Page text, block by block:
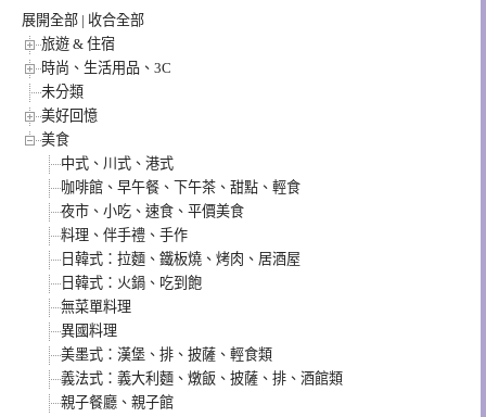
展開全部 | 收合全部
旅遊 & 住宿
時尚、生活用品、3C
未分類
美好回憶
美食
中式、川式、港式
咖啡館、早午餐、下午茶、甜點、輕食
夜市、小吃、速食、平價美食
料理、伴手禮、手作
日韓式：拉麵、鐵板燒、烤肉、居酒屋
日韓式：火鍋、吃到飽
無菜單料理
異國料理
美墨式：漢堡、排、披薩、輕食類
義法式：義大利麵、燉飯、披薩、排、酒館類
親子餐廳、親子館